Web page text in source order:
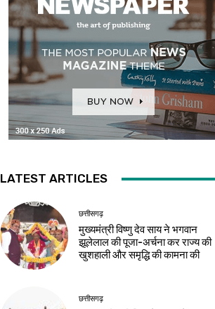
LATEST ARTICLES
छत्तीसगढ़
मुख्यमंत्री विष्णु देव साय ने भगवान
झूलेलाल की पूजा-अर्चना कर राज्य की
खुशहाली और समृद्धि की कामना की
छत्तीसगढ़